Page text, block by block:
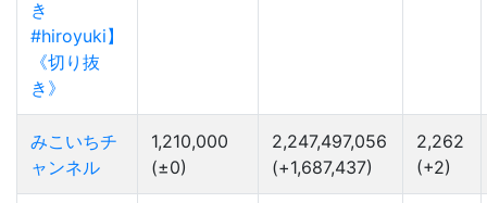
き
#hiroyuki】
《切り抜
き》
みこいちチ
ャンネル
1,210,000
(±0)
2,247,497,056
(+1,687,437)
2,262
(+2)